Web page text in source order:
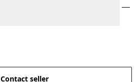
Contact seller